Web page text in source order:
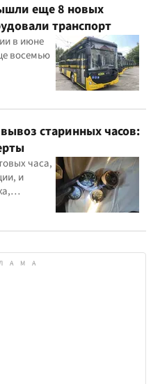
еще 8 новых
транспорт
в июне
восемью
старинных часов:
часа,
и